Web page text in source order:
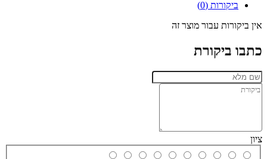
ביקורות (0)
אין ביקורות עבור מוצר זה
כתבו ביקורת
ציון